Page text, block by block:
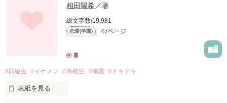
作品を読む
女子大に進学した葵と医大に進学した虎太朗。二人は４月吉日
婚約しました！
医大生の虎太朗はモテモテで気がきではない葵と、両親との約
束で葵に手が出せずもんもんとしている虎太朗。
相田陽希／著
総文字数/19,981
恋愛(学園) 47ページ
8
#同級生 #イケメン #高校生 #溺愛 #ドキドキ
表紙を見る